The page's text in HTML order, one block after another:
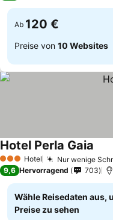
Ab 120 €
Preise von 10 Websites
3 SterneHotel Nur wenige
Hotel Perla Gaia
9,6 Hervorragend 703
Wähle Reisedaten aus,
Preise zu sehen